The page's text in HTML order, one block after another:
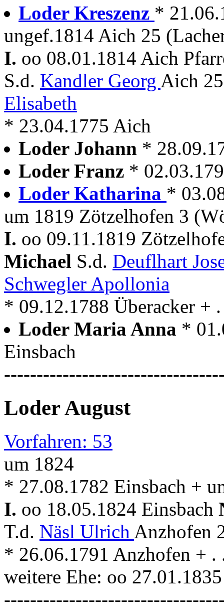
Loder Kreszenz *
ungef.1814 Aich 25
I. oo 08.01.1814 Aich
S.d. Kandler Georg Aich
Elisabeth
* 23.04.1775 Aich
Loder Johann *
Loder Franz *
Loder Katharina *
um 1819 Zötzelhofen 3
I. oo 09.11.1819
Michael S.d. Deuflhart
Schwegler Apollonia
* 09.12.1788 Überacker +
Loder Maria Anna *
Einsbach
Loder August
Vorfahren: 53
um 1824
* 27.08.1782 Einsbach +
I. oo 18.05.1824 Einsbach
T.d. Näsl Ulrich Anzhofen
* 26.06.1791 Anzhofen + .
weitere Ehe: oo